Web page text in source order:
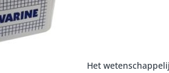
Het